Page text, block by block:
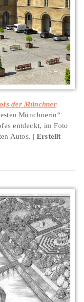
der Münchner
Münchnerin“
entdeckt, im Foto
Autos.
Erstellt